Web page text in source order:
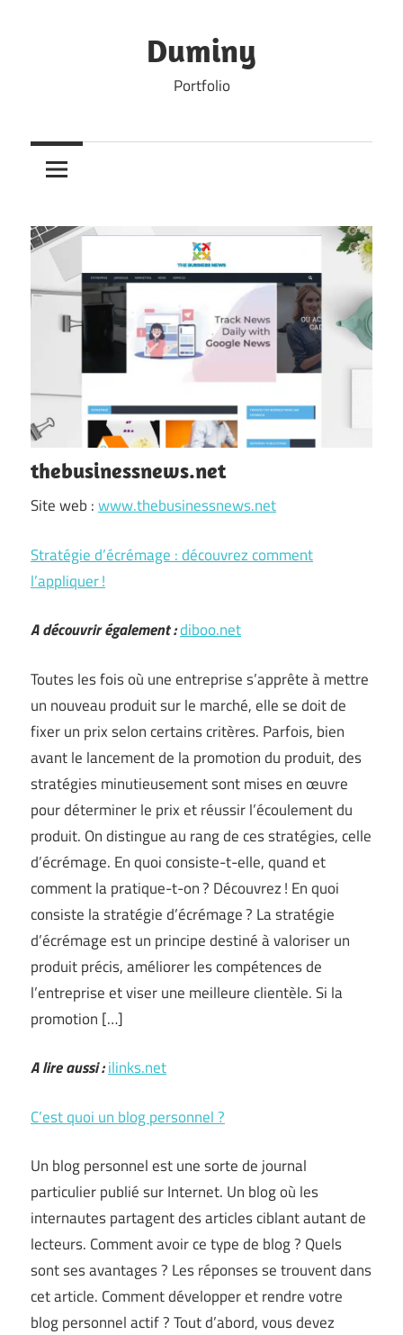
Duminy
Portfolio
thebusinessnews.net
Site web :www.thebusinessnews.net
Stratégie d’écrémage : découvrez comment
l’appliquer !
A découvrir également :diboo.net
Toutes les fois où une entreprise s’apprête à mettre
un nouveau produit sur le marché, elle se doit de
fixer un prix selon certains critères. Parfois, bien
avant le lancement de la promotion du produit, des
stratégies minutieusement sont mises en œuvre
pour déterminer le prix et réussir l’écoulement du
produit. On distingue au rang de ces stratégies, celle
d’écrémage. En quoi consiste-t-elle, quand et
comment la pratique-t-on ? Découvrez ! En quoi
consiste la stratégie d’écrémage ? La stratégie
d’écrémage est un principe destiné à valoriser un
produit précis, améliorer les compétences de
l’entreprise et viser une meilleure clientèle. Si la
promotion […]
A lire aussi :ilinks.net
C’est quoi un blog personnel ?
Un blog personnel est une sorte de journal
particulier publié sur Internet. Un blog où les
internautes partagent des articles ciblant autant de
lecteurs. Comment avoir ce type de blog ? Quels
sont ses avantages ? Les réponses se trouvent dans
cet article. Comment développer et rendre votre
blog personnel actif ? Tout d’abord, vous devez